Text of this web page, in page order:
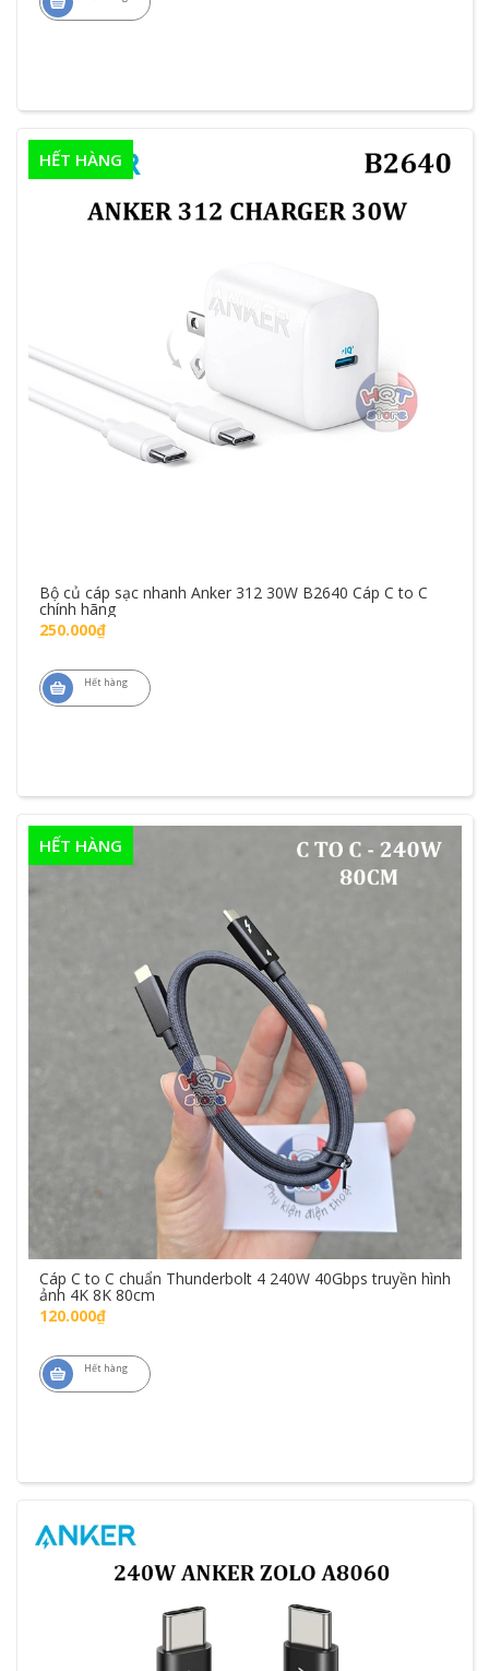
HẾT HÀNG
Bộ củ cáp sạc nhanh Anker 312 30W B2640 Cáp C to C
chính hãng
250.000₫
Hết hàng
HẾT HÀNG
Cáp C to C chuẩn Thunderbolt 4 240W 40Gbps truyền hình
ảnh 4K 8K 80cm
120.000₫
Hết hàng